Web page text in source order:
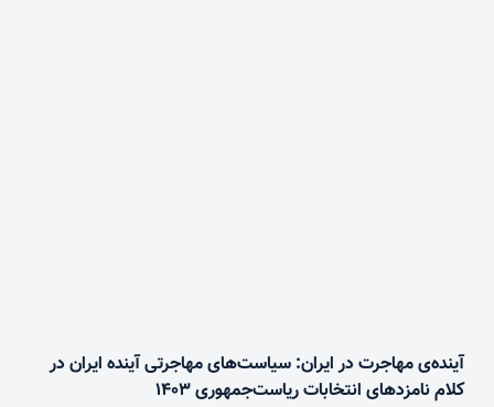
آینده‌ی مهاجرت در ایران: سیاست‌های مهاجرتی آینده‌‌ ایران در
کلام نامزدهای انتخابات ریاست‌جمهوری ۱۴۰۳